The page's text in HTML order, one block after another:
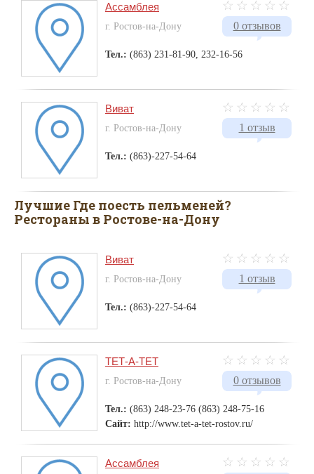
0 отзывов
Ассамблея
г. Ростов-на-Дону
Тел.: (863) 231-81-90, 232-16-56
1 отзыв
Виват
г. Ростов-на-Дону
Тел.: (863)-227-54-64
Лучшие Где поесть пельменей?
Рестораны в Ростове-на-Дону
1 отзыв
Виват
г. Ростов-на-Дону
Тел.: (863)-227-54-64
0 отзывов
ТЕТ-А-ТЕТ
г. Ростов-на-Дону
Тел.: (863) 248-23-76 (863) 248-75-16
Сайт: http://www.tet-a-tet-rostov.ru/
Ассамблея